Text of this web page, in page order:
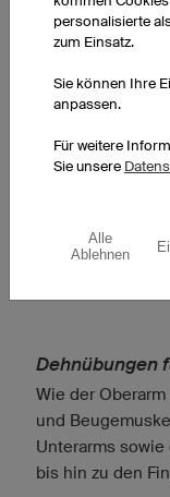
Dehnübungen
Wie der
und
Unterarms
bis hin zu den
personalisierte
zum Einsatz.
Sie können Ihre
anpassen.
Für weitere
Sie unsere
Alle
Ablehnen